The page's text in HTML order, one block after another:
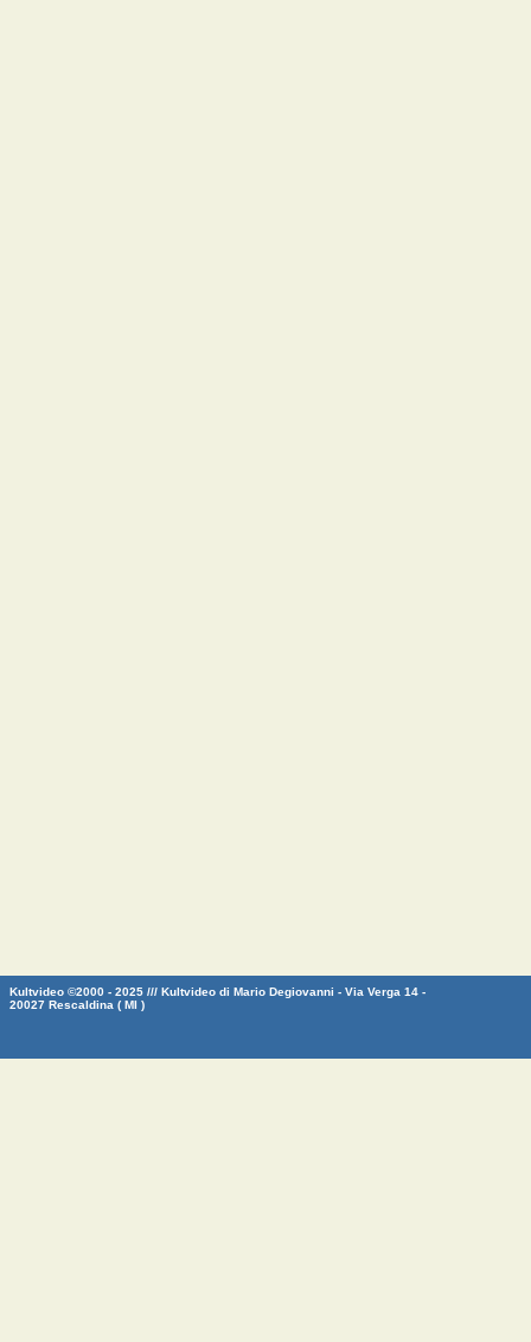
Kultvideo ©2000 - 2025 /// Kultvideo di Mario Degiovanni - Via Verga 14 -
20027 Rescaldina ( MI )